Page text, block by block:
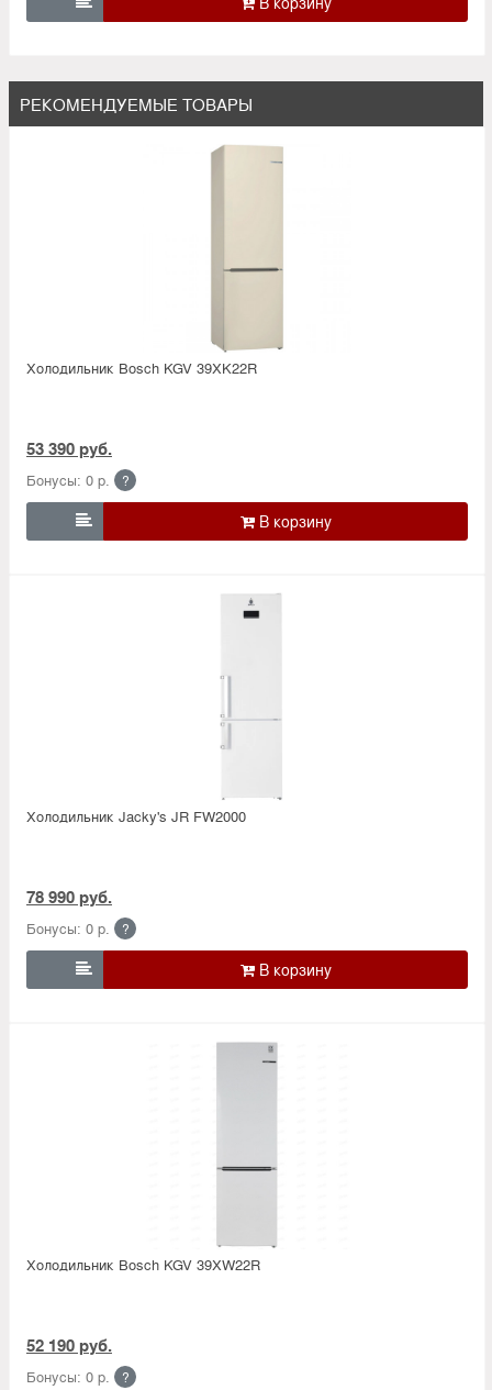
РЕКОМЕНДУЕМЫЕ ТОВАРЫ
Холодильник Bosсh KGV 39XK22R
53 390 руб.
Бонусы: 0 р. ?

Холодильник Jacky's JR FW2000
78 990 руб.
Бонусы: 0 р. ?

Холодильник Bosсh KGV 39XW22R
52 190 руб.
Бонусы: 0 р. ?